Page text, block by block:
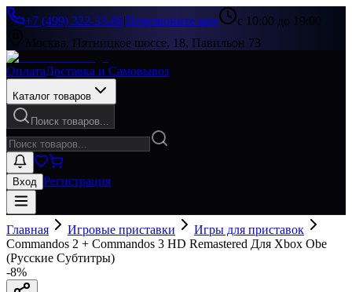
+7 (499) 322-33-86|Перезвоните мне
с 10:00 до 19:00
Москва, Пятницкое шоссе, 18, Павильон 73
ОплатаДоставка и Самовывоз
Каталог товаров
Поиск товаров...
Вход Регистрация
Главная Игровые приставки
Игры для приставок
Commandos 2 + Commandos 3 HD Remastered Для Xbox Obe
(Русские Субтитры)
-8%